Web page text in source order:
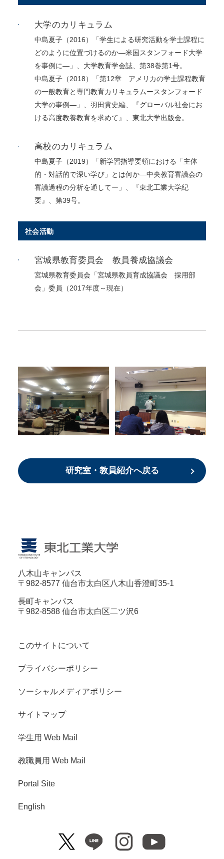
大学のカリキュラム
中島夏子（2016）「学生による研究活動を学士課程に
どのように位置づけるのか―米国スタンフォード大学
を事例に―」、大学教育学会誌、第38巻第1号。
中島夏子（2018）「第12章 アメリカの学士課程教育
の一般教育と専門教育カリキュラムースタンフォード
大学の事例―」、羽田貴史編、『グローバル社会にお
ける高度教養教育を求めて』、東北大学出版会。
高校のカリキュラム
中島夏子（2019）「新学習指導要領における「主体
的・対話的で深い学び」とは何か―中央教育審議会の
審議過程の分析を通してー」、『東北工業大学紀
要』、第39号。
社会活動
宮城県教育委員会 教員養成協議会
宮城県教育委員会「宮城県教員育成協議会 採用部
会」委員（2017年度～現在）
研究室・教員紹介へ戻る
八木山キャンパス
〒982-8577 仙台市太白区八木山香澄町35-1
長町キャンパス
〒982-8588 仙台市太白区二ツ沢6
このサイトについて
プライバシーポリシー
ソーシャルメディアポリシー
サイトマップ
学生用 Web Mail
教職員用 Web Mail
Portal Site
English